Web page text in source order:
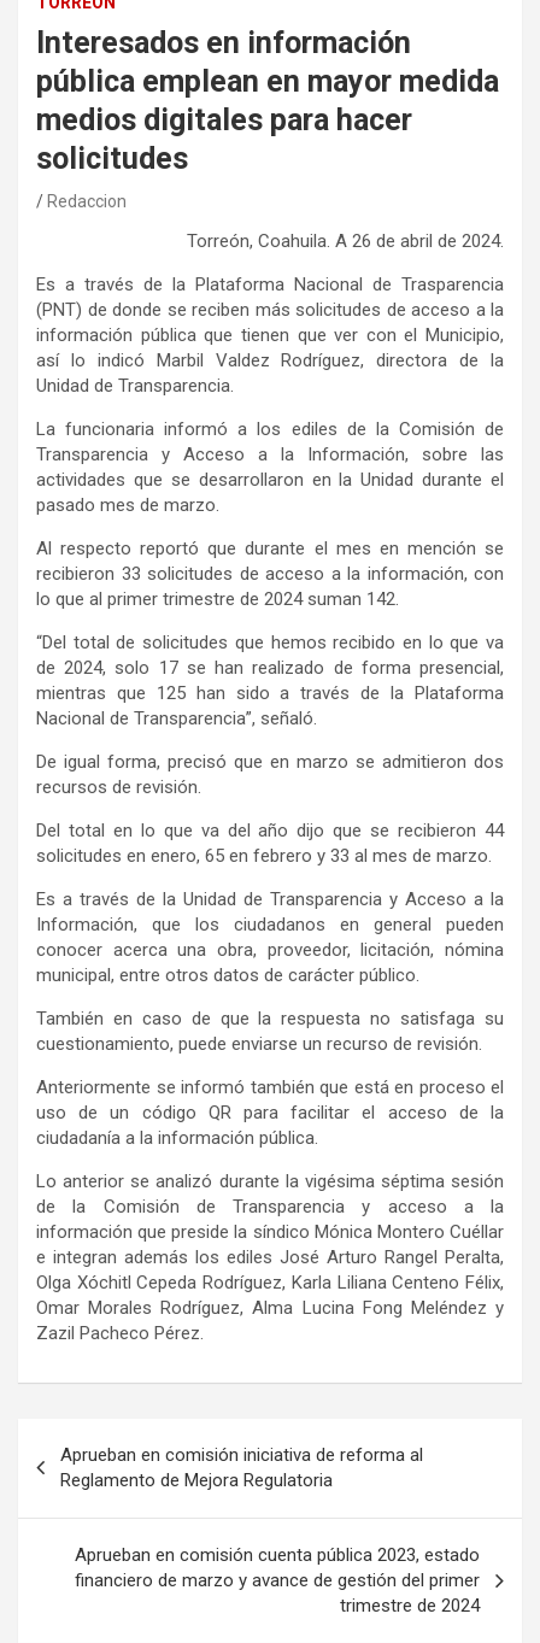
Interesados en información
pública emplean en mayor medida
medios digitales para hacer
solicitudes
Redaccion
Torreón, Coahuila. A 26 de abril de 2024.
Es a través de la Plataforma Nacional de Trasparencia
(PNT) de donde se reciben más solicitudes de acceso a la
información pública que tienen que ver con el Municipio,
así lo indicó Marbil Valdez Rodríguez, directora de la
Unidad de Transparencia.
La funcionaria informó a los ediles de la Comisión de
Transparencia y Acceso a la Información, sobre las
actividades que se desarrollaron en la Unidad durante el
pasado mes de marzo.
Al respecto reportó que durante el mes en mención se
recibieron 33 solicitudes de acceso a la información, con
lo que al primer trimestre de 2024 suman 142.
“Del total de solicitudes que hemos recibido en lo que va
de 2024, solo 17 se han realizado de forma presencial,
mientras que 125 han sido a través de la Plataforma
Nacional de Transparencia”, señaló.
De igual forma, precisó que en marzo se admitieron dos
recursos de revisión.
Del total en lo que va del año dijo que se recibieron 44
solicitudes en enero, 65 en febrero y 33 al mes de marzo.
Es a través de la Unidad de Transparencia y Acceso a la
Información, que los ciudadanos en general pueden
conocer acerca una obra, proveedor, licitación, nómina
municipal, entre otros datos de carácter público.
También en caso de que la respuesta no satisfaga su
cuestionamiento, puede enviarse un recurso de revisión.
Anteriormente se informó también que está en proceso el
uso de un código QR para facilitar el acceso de la
ciudadanía a la información pública.
Lo anterior se analizó durante la vigésima séptima sesión
de la Comisión de Transparencia y acceso a la
información que preside la síndico Mónica Montero Cuéllar
e integran además los ediles José Arturo Rangel Peralta,
Olga Xóchitl Cepeda Rodríguez, Karla Liliana Centeno Félix,
Omar Morales Rodríguez, Alma Lucina Fong Meléndez y
Zazil Pacheco Pérez.
de
entradas
Aprueban en comisión iniciativa de reforma al
Reglamento de Mejora Regulatoria
Aprueban en comisión cuenta pública 2023, estado
financiero de marzo y avance de gestión del primer
trimestre de 2024